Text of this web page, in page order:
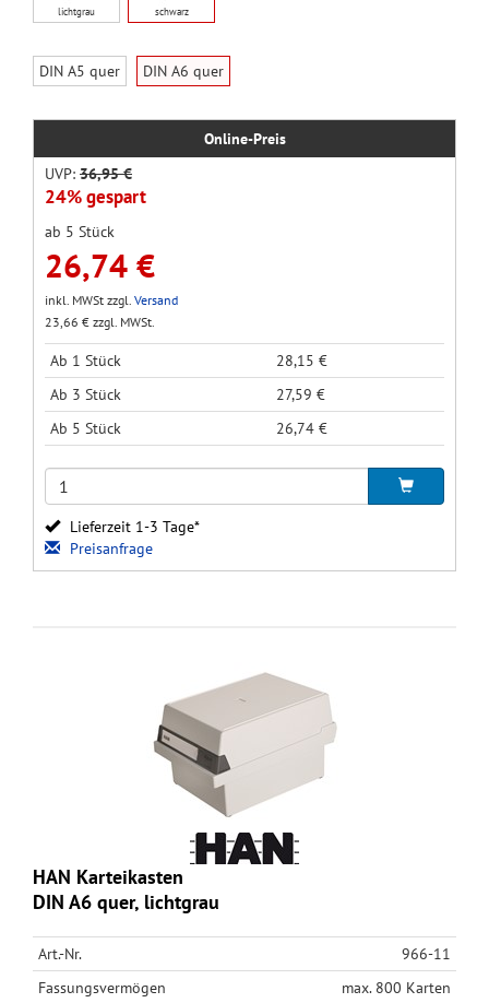
lichtgrau schwarz
DIN A5 quer DIN A6 quer
Online-Preis
UVP: 36,95 €
24% gespart
ab 5 Stück
26,74 €
inkl. MWSt zzgl. Versand
23,66 € zzgl. MWSt.
Ab 1 Stück
28,15 €
Ab 3 Stück
27,59 €
Ab 5 Stück
26,74 €
Lieferzeit 1-3 Tage*
Preisanfrage
HAN Karteikasten
DIN A6 quer, lichtgrau
Art.-Nr.
966-11
Fassungsvermögen
max. 800 Karten